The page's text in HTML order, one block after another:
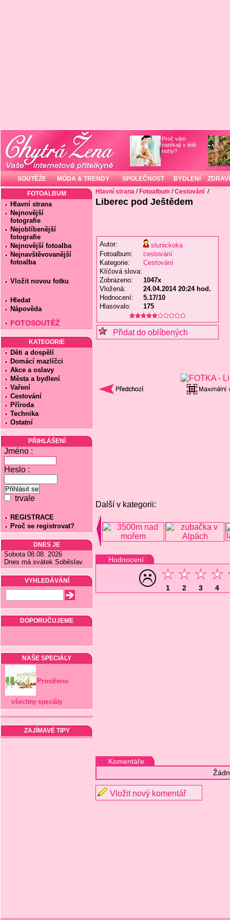
Proč vám
natékají v létě
nohy?
SOUTĚŽE MÓDA & TRENDY SPOLEČNOST BYDLENÍ ZDRAVÍ
FOTOALBUM
Hlavní strana
Nejnovější
fotografie
Nejoblíbenější
fotografie
Nejnovější fotoalba
Nejnavštěvovanější
fotoalba
Vložit novou fotku
Hledat
Nápověda
FOTOSOUTĚŽ
KATEGORIE
Děti a dospělí
Domácí mazlíčci
Akce a oslavy
Města a bydlení
Vaření
Cestování
Příroda
Technika
Ostatní
PŘIHLÁŠENÍ
Jméno :
Heslo :
trvale
REGISTRACE
Proč se registrovat?
DNES JE
Sobota 08.08. 2026
Dnes má svátek Soběslav
VYHLEDÁVÁNÍ
DOPORUČUJEME
NAŠE SPECIÁLY
Prostřeno
všechny speciály
ZAJÍMAVÉ TIPY
Hlavní strana / Fotoalbum /Cestování /
Liberec pod Ještědem
Autor:
slunickoka
Fotoalbum:
cestování
Kategorie:
Cestování
Klíčová slova:
Zobrazeno:
1047x
Vložená:
24.04.2014 20:24 hod.
Hodnocení:
5.17/10
Hlasovalo:
175
Přidat do oblíbených
Další v kategorii:
Hodnocení
1 2 3 4
Komentáře
Vložit nový komentář